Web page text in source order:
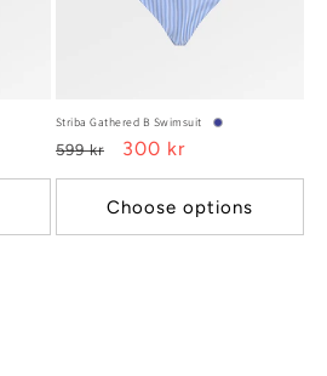
Striba Gathered B Swimsuit
Regular
price
599 kr
Sale
price
300 kr
Choose options